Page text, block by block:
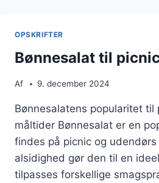
OPSKRIFTER
Bønnesalat til
Af 9. december 2024
Bønnesalatens popularitet til
måltider Bønnesalat er en
findes på picnic og
alsidighed gør den til en
tilpasses forskellige